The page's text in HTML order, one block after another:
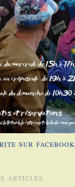
SUR FACEBOOK
ARTICLES